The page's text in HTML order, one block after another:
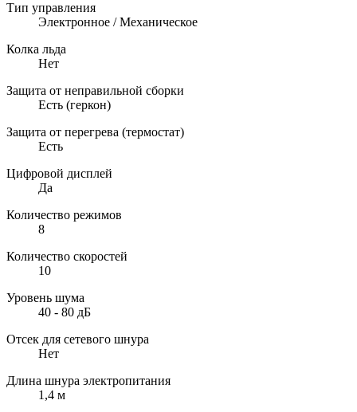
Тип управления
Электронное / Механическое
Колка льда
Нет
Защита от неправильной сборки
Есть (геркон)
Защита от перегрева (термостат)
Есть
Цифровой дисплей
Да
Количество режимов
8
Количество скоростей
10
Уровень шума
40 - 80 дБ
Отсек для сетевого шнура
Нет
Длина шнура электропитания
1,4 м